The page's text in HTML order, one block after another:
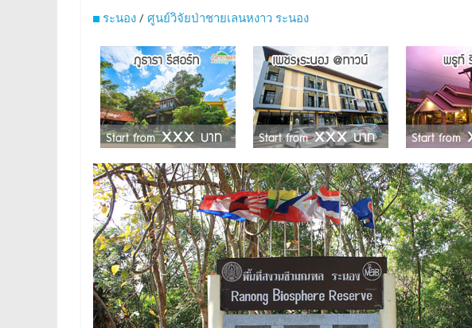
ระนอง / ศูนย์วิจัยป่าชายเลนหงาว ระนอง